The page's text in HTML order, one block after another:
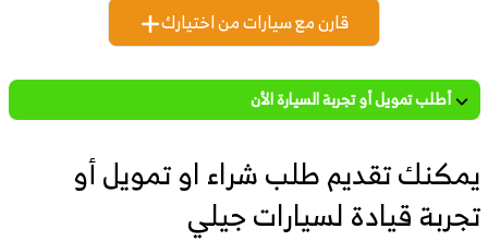
قارن مع سيارات من اختيارك
أطلب تمويل أو تجربة السيارة الأن
يمكنك تقديم طلب شراء او تمويل أو
تجربة قيادة لسيارات جيلي